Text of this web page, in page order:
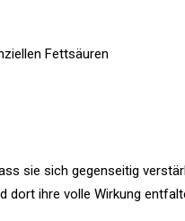
Fettsäuren
sie sich gegenseitig
dort ihre volle Wirkung